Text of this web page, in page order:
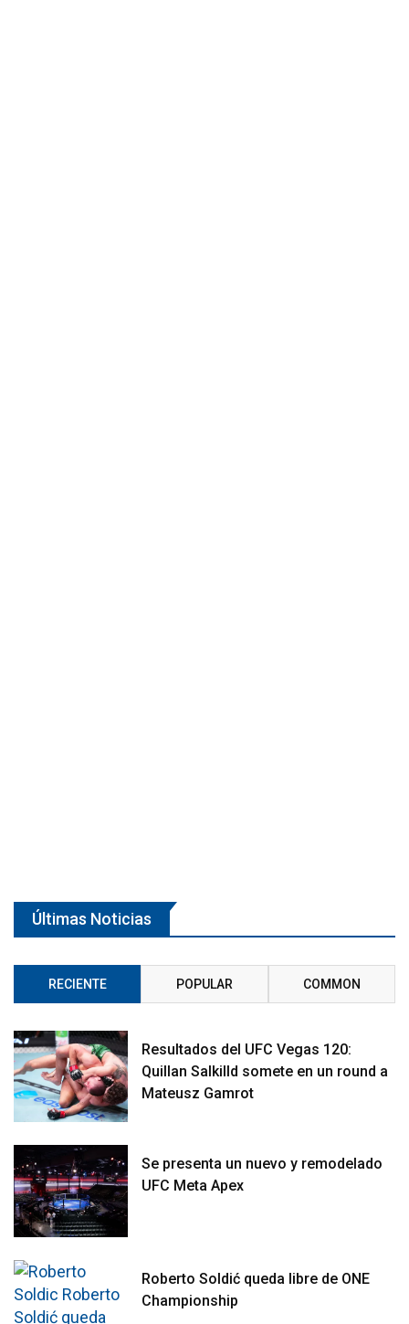
Últimas Noticias
RECIENTE POPULAR COMMON
Resultados del UFC Vegas 120:
Quillan Salkilld somete en un round a
Mateusz Gamrot
Se presenta un nuevo y remodelado
UFC Meta Apex
Roberto Soldić queda libre de ONE
Championship